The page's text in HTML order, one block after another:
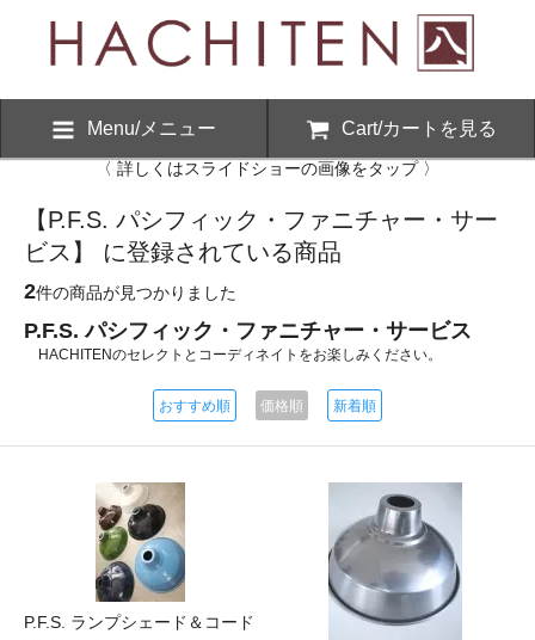
Menu/メニュー Cart/カートを見る
〈 詳しくはスライドショーの画像をタップ 〉
【P.F.S. パシフィック・ファニチャー・サー
ビス】 に登録されている商品
2件の商品が見つかりました
P.F.S. パシフィック・ファニチャー・サービス
HACHITENのセレクトとコーディネイトをお楽しみください。
おすすめ順 価格順 新着順
P.F.S. ランプシェード＆コード